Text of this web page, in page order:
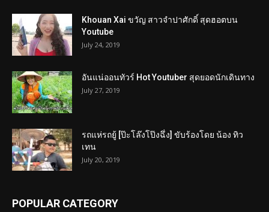
Khouan Xai ขวัญ สาวจำปาศักดิ์ สุดฮอตบน
Youtube
July 24, 2019
อันแน่ออนทัวร์ Hot Youtuber สุดยอดนักเดินทาง
July 27, 2019
รถแห่รถยู้ [ป๊ะโล๊งโป๊งฉึ่ง] ขับร้องโดย น้อง ทิว
เทน
July 20, 2019
POPULAR CATEGORY